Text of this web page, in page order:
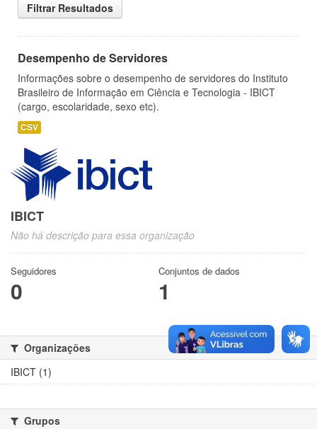
Filtrar Resultados
Desempenho de Servidores
Informações sobre o desempenho de servidores do Instituto
Brasileiro de Informação em Ciência e Tecnologia - IBICT
(cargo, escolaridade, sexo etc).
CSV
IBICT
Não há descrição para essa organização
Seguidores
0
Conjuntos de dados
1
Organizações
IBICT (1)
Grupos